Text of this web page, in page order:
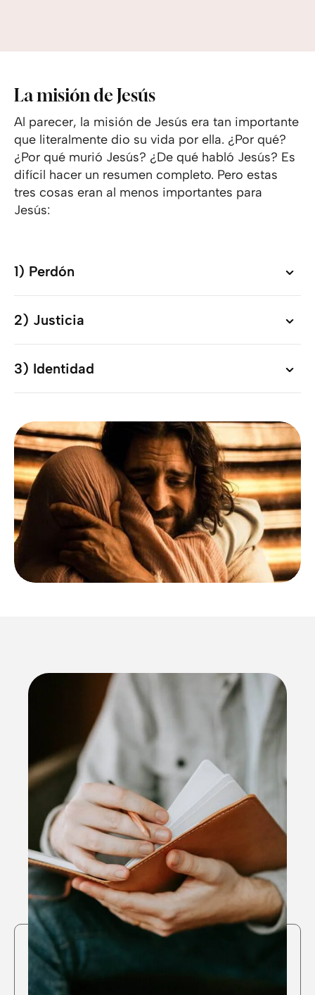
La misión de Jesús
Al parecer, la misión de Jesús era tan importante
que literalmente dio su vida por ella. ¿Por qué?
¿Por qué murió Jesús? ¿De qué habló Jesús? Es
difícil hacer un resumen completo. Pero estas
tres cosas eran al menos importantes para
Jesús:
1) Perdón
2) Justicia
3) Identidad
1) Perdón
2) Justicia
3) Identidad